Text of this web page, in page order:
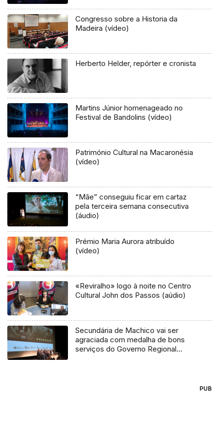
Congresso sobre a Historia da
Madeira (vídeo)
Herberto Helder, repórter e cronista
Martins Júnior homenageado no
Festival de Bandolins (vídeo)
Património Cultural na Macaronésia
(vídeo)
“Mãe” conseguiu ficar em cartaz
pela terceira semana consecutiva
(áudio)
Prémio Maria Aurora atribuído
(vídeo)
«Reviralho» logo à noite no Centro
Cultural John dos Passos (aúdio)
Secundária de Machico vai ser
agraciada com medalha de bons
serviços do Governo Regional
PUB